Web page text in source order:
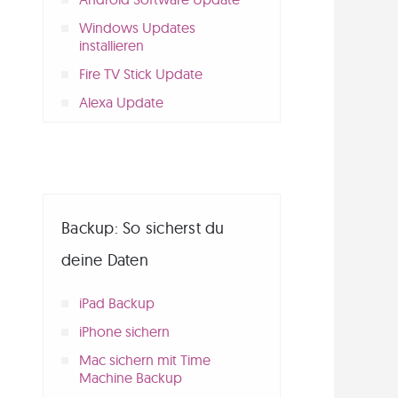
Windows Updates
installieren
Fire TV Stick Update
Alexa Update
Backup: So sicherst du
deine Daten
iPad Backup
iPhone sichern
Mac sichern mit Time
Machine Backup